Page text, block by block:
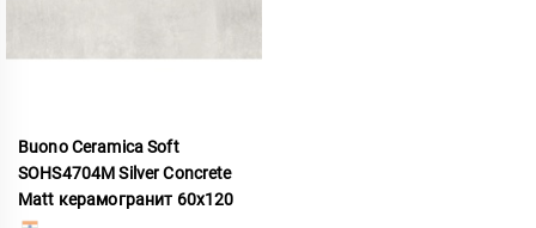
Buono Ceramica Soft
SOHS4704M Silver Concrete
Matt керамогранит 60x120